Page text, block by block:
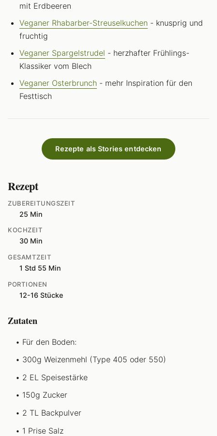
mit Erdbeeren
Veganer Rhabarber-Streuselkuchen - knusprig und
fruchtig
Veganer Spargelstrudel - herzhafter Frühlings-
Klassiker vom Blech
Veganer Osterbrunch - mehr Inspiration für den
Festtisch
Rezepte als Stories entdecken
Rezept
ZUBEREITUNGSZEIT
25 Min
KOCHZEIT
30 Min
GESAMTZEIT
1 Std 55 Min
PORTIONEN
12-16 Stücke
Zutaten
Für den Boden:
300g Weizenmehl (Type 405 oder 550)
2 EL Speisestärke
150g Zucker
2 TL Backpulver
1 Prise Salz